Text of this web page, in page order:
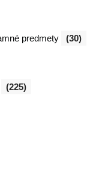
predmety (30)
(225)